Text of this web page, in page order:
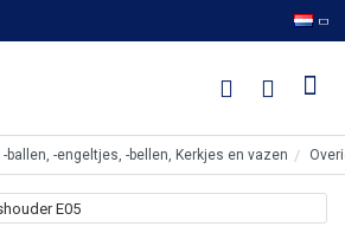
-ballen, -engeltjes, -bellen, Kerkjes en vazen